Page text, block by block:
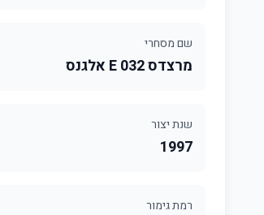
שם מסחרי
מרצדס 032 E אלגנס
שנת יצור
1997
רמת גימור